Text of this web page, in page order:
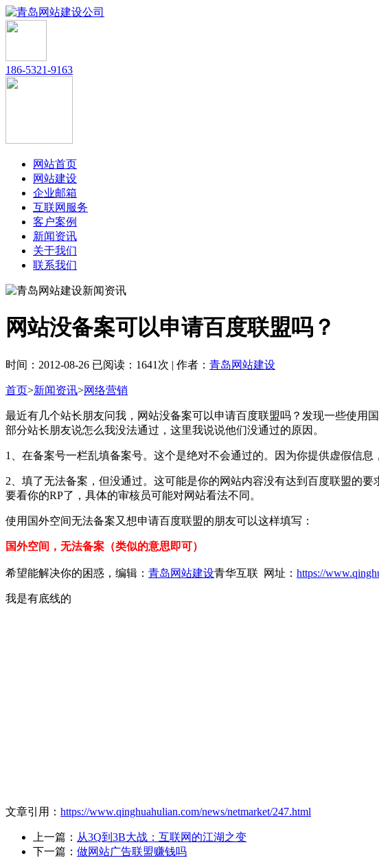
186-5321-9163
网站首页
网站建设
企业邮箱
互联网服务
客户案例
新闻资讯
关于我们
联系我们
网站没备案可以申请百度联盟吗？
时间：2012-08-26 已阅读：1641次 | 作者： 青岛网站建设
首页>新闻资讯>网络营销
最近有几个站长朋友问我，网站没备案可以申请百度联盟吗？发现一些使用
部分站长朋友说怎么我没法通过，这里我说说他们没通过的原因。
1、在备案号一栏乱填备案号。这个是绝对不会通过的。因为你提供虚假信
2、填了无法备案，但没通过。这可能是你的网站内容没有达到百度联盟的
要看你的RP了，具体的审核员可能对网站看法不同。
使用国外空间无法备案又想申请百度联盟的朋友可以这样填写：
国外空间，无法备案（类似的意思即可）
希望能解决你的困惑，编辑： 青岛网站建设青华互联 网址： https://
我是有底线的
文章引用： https://www.qinghuahulian.com/news/netmarket/247.html
上一篇： 从3Q到3B大战：互联网的江湖之变
下一篇： 做网站广告联盟赚钱吗